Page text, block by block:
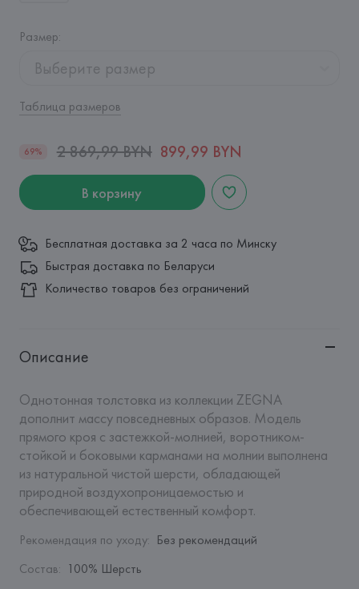
Размер:
Выберите размер
Таблица размеров
69% 2 869,99 BYN 899,99 BYN
В корзину
Бесплатная доставка за 2 часа по Минску
Быстрая доставка по Беларуси
Количество товаров без ограничений
Описание
Однотонная толстовка из коллекции ZEGNA
дополнит массу повседневных образов. Модель
прямого кроя с застежкой-молнией, воротником-
стойкой и боковыми карманами на молнии выполнена
из натуральной чистой шерсти, обладающей
природной воздухопроницаемостью и
обеспечивающей естественный комфорт.
Рекомендация по уходу: Без рекомендаций
Состав: 100% Шерсть